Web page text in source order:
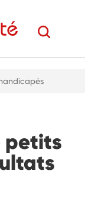
petits